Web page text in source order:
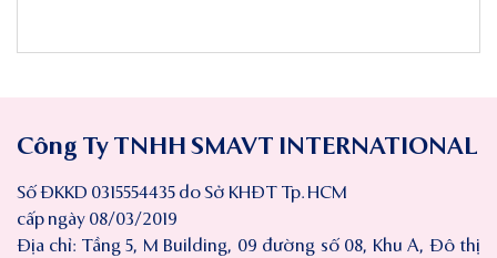
Công Ty TNHH SMAVT INTERNATIONAL
Số ĐKKD 0315554435 do Sở KHĐT Tp. HCM
cấp ngày 08/03/2019
Địa chỉ: Tầng 5, M Building, 09 đường số 08, Khu A, Đô thị